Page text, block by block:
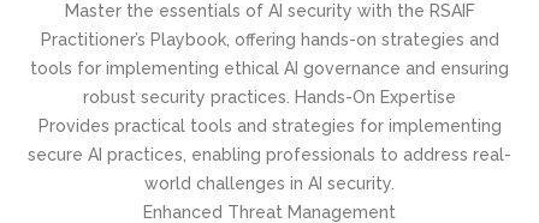
Master the essentials of AI security with the RSAIF
Practitioner’s Playbook, offering hands-on strategies and
tools for implementing ethical AI governance and ensuring
robust security practices. Hands-On Expertise
Provides practical tools and strategies for implementing
secure AI practices, enabling professionals to address real-
world challenges in AI security.
Enhanced Threat Management